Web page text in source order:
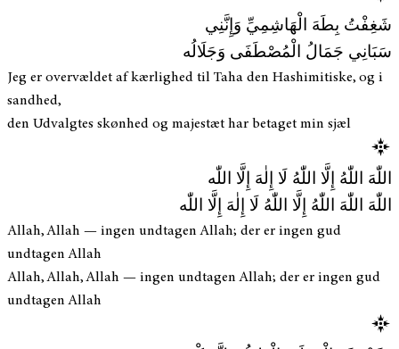
شَغِفْتُ بِطَهَ الْهَاشِمِيِّ وَإِنَّنِي
سَبَانِي جَمَالُ الْمُصْطَفَى وَجَلَالُه
Jeg er overvældet af kærlighed til Taha den Hashimitiske, og i
sandhed,
den Udvalgtes skønhed og majestæt har betaget min sjæl
اللّٰهَ اللّٰهُ إِلَّا اللّٰهُ لَا إِلٰهَ إِلَّا اللّٰه
اللّٰهَ اللّٰهَ اللّٰهُ إِلَّا اللّٰهُ لَا إِلٰهَ إِلَّا اللّٰه
Allah, Allah — ingen undtagen Allah; der er ingen gud
undtagen Allah
Allah, Allah, Allah — ingen undtagen Allah; der er ingen gud
undtagen Allah